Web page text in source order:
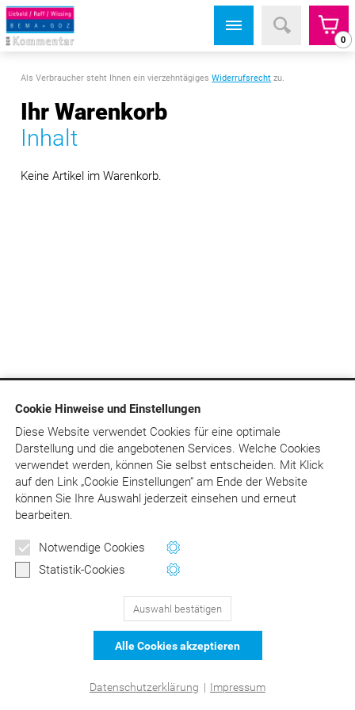
Cookie Hinweise und Einstellungen
Diese Website verwendet Cookies für eine optimale
Darstellung und die angebotenen Services. Welche Cookies
verwendet werden, können Sie selbst entscheiden. Mit Klick
aufden Link „Cookie Einstellungen“ am Ende der Website
können Sie Ihre Auswahl jederzeit einsehen und erneut
bearbeiten.
Notwendige Cookies
Statistik-Cookies
Auswahl bestätigen
Alle Cookies akzeptieren
Datenschutzerklärung | Impressum
0
Als Verbraucher steht Ihnen ein vierzehntägigesWiderrufsrecht zu.
Ihr Warenkorb
Inhalt
Keine Artikel im Warenkorb.
DER Kommentar zu BEMA und
GOZ –Liebold/Raff/Wissing
Bewertungen auf ProvenExpert.com